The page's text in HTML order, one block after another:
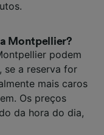
Montpellier?
podem
se a reserva for
mais caros
Os preços
da hora do dia,